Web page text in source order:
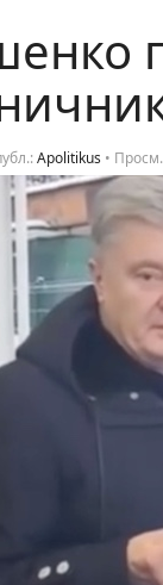
Apolitikus •